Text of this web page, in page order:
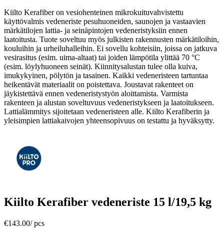
Kiilto Kerafiber on vesiohenteinen mikrokuituvahvistettu
käyttövalmis vedeneriste pesuhuoneiden, saunojen ja vastaavien
märkätilojen lattia- ja seinäpintojen vedeneristyksiin ennen
laatoitusta. Tuote soveltuu myös julkisten rakennusten märkätiloihin,
kouluihin ja urheiluhalleihin. Ei sovellu kohteisiin, joissa on jatkuva
vesirasitus (esim. uima-altaat) tai joiden lämpötila ylittää 70 °C
(esim. löylyhuoneen seinät). Kiinnitysalustan tulee olla kuiva,
imukykyinen, pölytön ja tasainen. Kaikki vedeneristeen tartuntaa
heikentävät materiaalit on poistettava. Joustavat rakenteet on
jäykistettävä ennen vedeneristystyön aloittamista. Varmista
rakenteen ja alustan soveltuvuus vedeneristykseen ja laatoitukseen.
Lattialämmitys sijoitetaan vedeneristeen alle. Kiilto Kerafiberin ja
yleisimpien lattiakaivojen yhteensopivuus on testattu ja hyväksytty.
Kiilto Kerafiber vedeneriste 15 l/19,5 kg
€143.00/ pcs